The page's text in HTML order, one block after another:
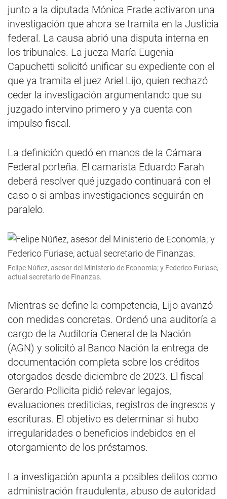
junto a la diputada Mónica Frade activaron una
investigación que ahora se tramita en la Justicia
federal. La causa abrió una disputa interna en
los tribunales. La jueza María Eugenia
Capuchetti solicitó unificar su expediente con el
que ya tramita el juez Ariel Lijo, quien rechazó
ceder la investigación argumentando que su
juzgado intervino primero y ya cuenta con
impulso fiscal.
La definición quedó en manos de la Cámara
Federal porteña. El camarista Eduardo Farah
deberá resolver qué juzgado continuará con el
caso o si ambas investigaciones seguirán en
paralelo.
Felipe Núñez, asesor del Ministerio de Economía; y Federico Furiase,
actual secretario de Finanzas.
Mientras se define la competencia, Lijo avanzó
con medidas concretas. Ordenó una auditoría a
cargo de la Auditoría General de la Nación
(AGN) y solicitó al Banco Nación la entrega de
documentación completa sobre los créditos
otorgados desde diciembre de 2023. El fiscal
Gerardo Pollicita pidió relevar legajos,
evaluaciones crediticias, registros de ingresos y
escrituras. El objetivo es determinar si hubo
irregularidades o beneficios indebidos en el
otorgamiento de los préstamos.
La investigación apunta a posibles delitos como
administración fraudulenta, abuso de autoridad